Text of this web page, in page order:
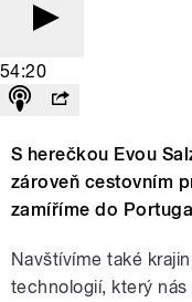
54:20
S herečkou Evou
zároveň cestovním
zamíříme do
Navštívíme také
technologií, který